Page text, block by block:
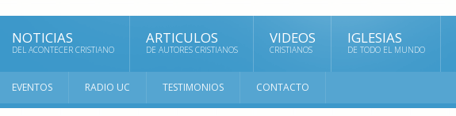
NOTICIAS
DEL ACONTECER CRISTIANO
ARTICULOS
DE AUTORES CRISTIANOS
VIDEOS
CRISTIANOS
IGLESIAS
DE TODO EL MUNDO
EVENTOS RADIO UC TESTIMONIOS CONTACTO